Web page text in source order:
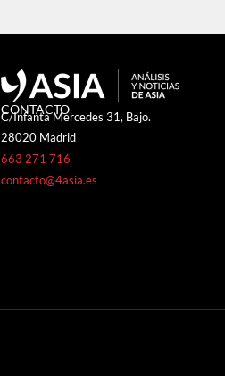
CONTACTO
C/Infanta Mercedes 31, Bajo.
28020 Madrid
663 271 716
contacto@4asia.es